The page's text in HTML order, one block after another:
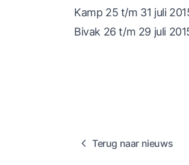
Kamp 25 t/m 31 juli
Bivak 26 t/m 29 juli
Terug naar nieuws